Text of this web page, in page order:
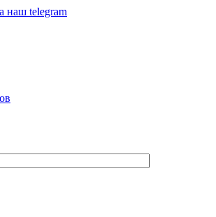
наш telegram